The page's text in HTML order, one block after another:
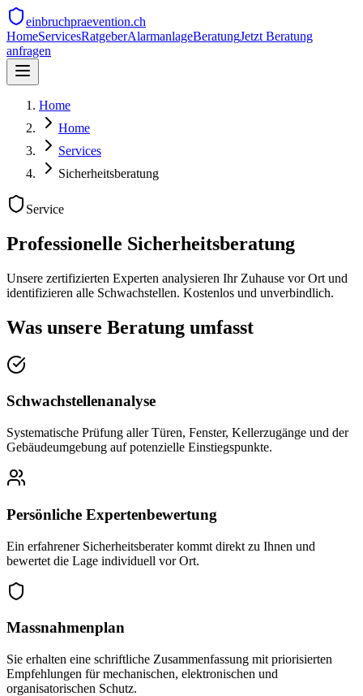
einbruchpraevention.ch
HomeServicesRatgeberAlarmanlageBeratungJetzt Beratung
anfragen
Home
Home
Services
Sicherheitsberatung
Service
Professionelle Sicherheitsberatung
Unsere zertifizierten Experten analysieren Ihr Zuhause vor Ort und
identifizieren alle Schwachstellen. Kostenlos und unverbindlich.
Was unsere Beratung umfasst
Schwachstellenanalyse
Systematische Prüfung aller Türen, Fenster, Kellerzugänge und der
Gebäudeumgebung auf potenzielle Einstiegspunkte.
Persönliche Expertenbewertung
Ein erfahrener Sicherheitsberater kommt direkt zu Ihnen und
bewertet die Lage individuell vor Ort.
Massnahmenplan
Sie erhalten eine schriftliche Zusammenfassung mit priorisierten
Empfehlungen für mechanischen, elektronischen und
organisatorischen Schutz.